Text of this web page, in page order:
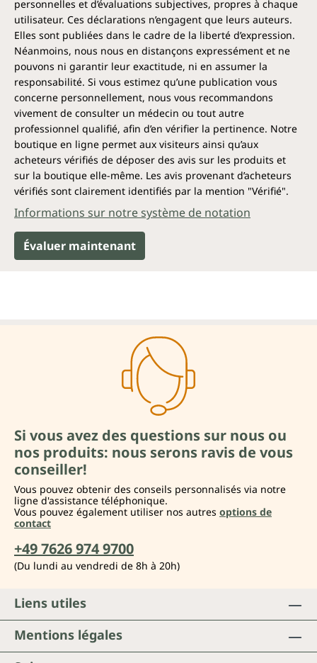
personnelles et d’évaluations subjectives, propres à chaque
utilisateur. Ces déclarations n’engagent que leurs auteurs.
Elles sont publiées dans le cadre de la liberté d’expression.
Néanmoins, nous nous en distançons expressément et ne
pouvons ni garantir leur exactitude, ni en assumer la
responsabilité. Si vous estimez qu’une publication vous
concerne personnellement, nous vous recommandons
vivement de consulter un médecin ou tout autre
professionnel qualifié, afin d’en vérifier la pertinence. Notre
boutique en ligne permet aux visiteurs ainsi qu’aux
acheteurs vérifiés de déposer des avis sur les produits et
sur la boutique elle-même. Les avis provenant d’acheteurs
vérifiés sont clairement identifiés par la mention "Vérifié".
Informations sur notre système de notation
Évaluer maintenant
Si vous avez des questions sur nous ou
nos produits: nous serons ravis de vous
conseiller!
Vous pouvez obtenir des conseils personnalisés via notre
ligne d'assistance téléphonique.
Vous pouvez également utiliser nos autres options de
contact
+49 7626 974 9700
(Du lundi au vendredi de 8h à 20h)
Liens utiles
Mentions légales